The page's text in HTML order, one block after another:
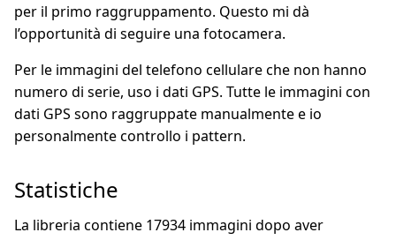
per il primo raggruppamento. Questo mi dà
l’opportunità di seguire una fotocamera.
Per le immagini del telefono cellulare che non hanno
numero di serie, uso i dati GPS. Tutte le immagini con
dati GPS sono raggruppate manualmente e io
personalmente controllo i pattern.
Statistiche
La libreria contiene 17934 immagini dopo aver